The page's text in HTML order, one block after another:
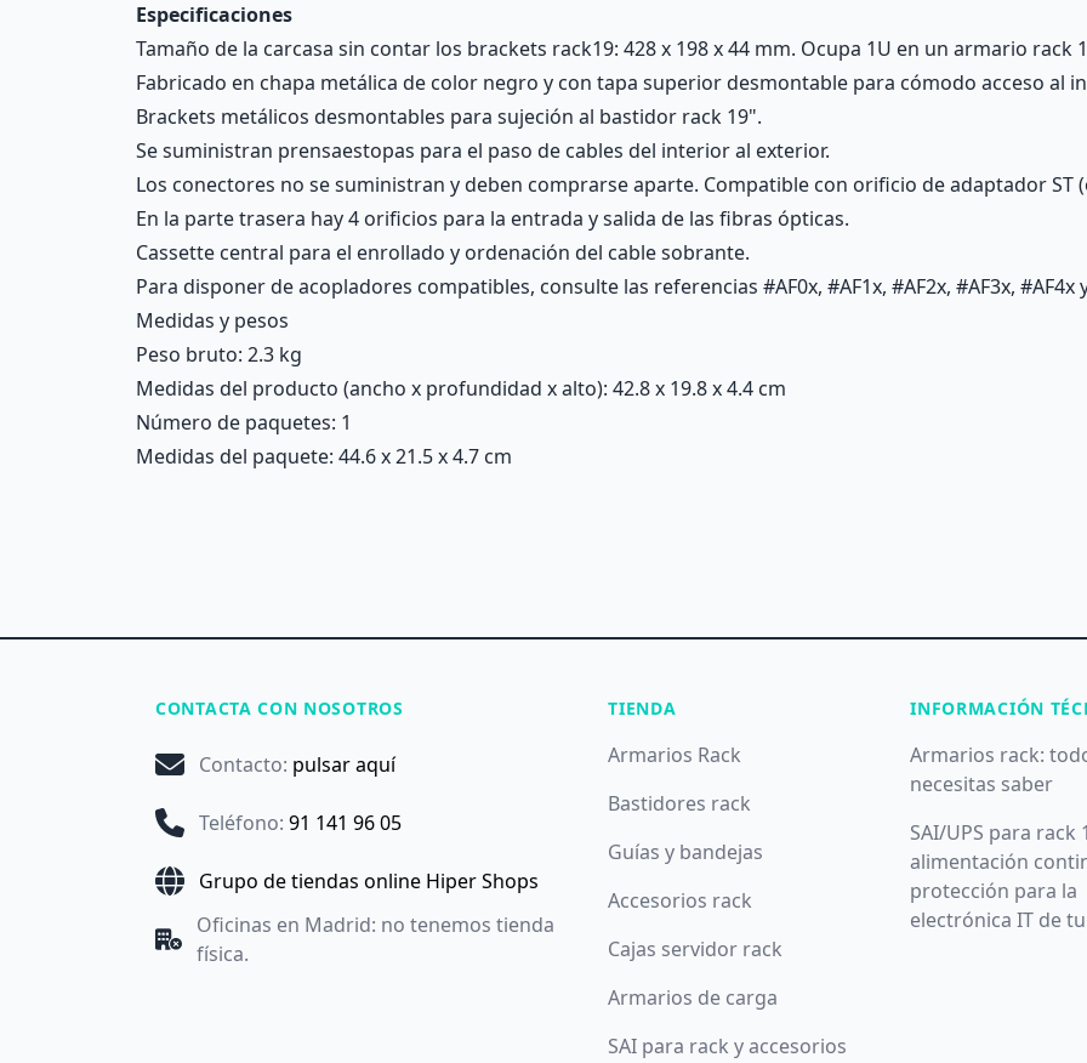
Especificaciones
Tamaño de la carcasa sin contar los brackets rack19: 428 x 198 x 44 mm. Ocupa 1U en un armario rack
Fabricado en chapa metálica de color negro y con tapa superior desmontable para cómodo acceso al
Brackets metálicos desmontables para sujeción al bastidor rack 19".
Se suministran prensaestopas para el paso de cables del interior al exterior.
Los conectores no se suministran y deben comprarse aparte. Compatible con orificio de adaptador ST
En la parte trasera hay 4 orificios para la entrada y salida de las fibras ópticas.
Cassette central para el enrollado y ordenación del cable sobrante.
Para disponer de acopladores compatibles, consulte las referencias #AF0x, #AF1x, #AF2x, #AF3x, #AF4x
Medidas y pesos
Peso bruto: 2.3 kg
Medidas del producto (ancho x profundidad x alto): 42.8 x 19.8 x 4.4 cm
Número de paquetes: 1
Medidas del paquete: 44.6 x 21.5 x 4.7 cm
CONTACTA CON NOSOTROS
Contacto: pulsar aquí
Teléfono: 91 141 96 05
Grupo de tiendas online Hiper Shops
Oficinas en Madrid: no tenemos tienda
física.
TIENDA
Armarios Rack
Bastidores rack
Guías y bandejas
Accesorios rack
Cajas servidor rack
Armarios de carga
SAI para rack y accesorios
INFORMACIÓN
Armarios rack:
necesitas saber
SAI/UPS para rack
alimentación
protección para la
electrónica IT de